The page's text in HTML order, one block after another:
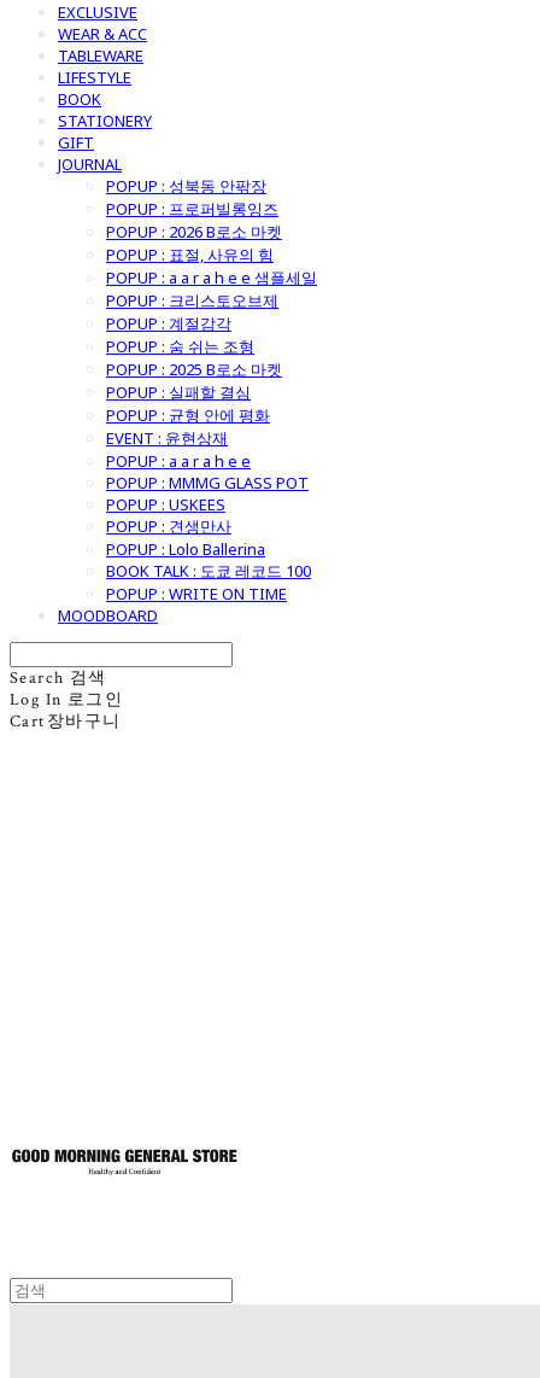
EXCLUSIVE
WEAR & ACC
TABLEWARE
LIFESTYLE
BOOK
STATIONERY
GIFT
JOURNAL
POPUP : 성북동 안팎장
POPUP : 프로퍼빌롱잉즈
POPUP : 2026 B로소 마켓
POPUP : 표절, 사유의 힘
POPUP : a a r a h e e 샘플세일
POPUP : 크리스토오브제
POPUP : 계절감각
POPUP : 숨 쉬는 조형
POPUP : 2025 B로소 마켓
POPUP : 실패할 결심
POPUP : 균형 안에 평화
EVENT : 윤현상재
POPUP : a a r a h e e
POPUP : MMMG GLASS POT
POPUP : USKEES
POPUP : 견생만사
POPUP : Lolo Ballerina
BOOK TALK : 도쿄 레코드 100
POPUP : WRITE ON TIME
MOODBOARD
Search 검색
Log In 로그인
Cart 장바구니